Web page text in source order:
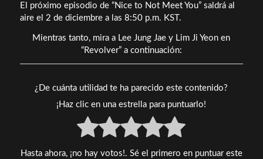
El próximo episodio de “Nice to Not Meet You” saldrá al
aire el 2 de diciembre a las 8:50 p.m. KST.
Mientras tanto, mira a Lee Jung Jae y Lim Ji Yeon en
“Revolver” a continuación:
¿De cuánta utilidad te ha parecido este contenido?
¡Haz clic en una estrella para puntuarlo!
Hasta ahora, ¡no hay votos!. Sé el primero en puntuar este